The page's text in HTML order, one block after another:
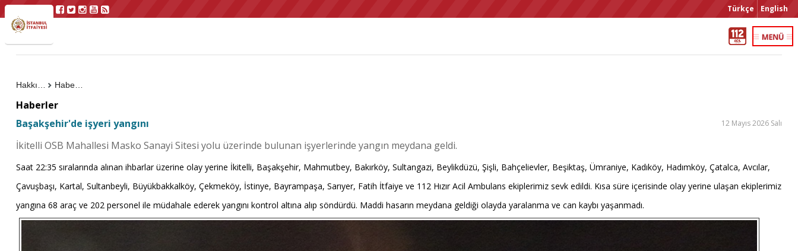
Türkçe English
Haberler
Haberler
Başakşehir'de işyeri yangını
12 Mayıs 2026 Salı
İkitelli OSB Mahallesi Masko Sanayi Sitesi yolu üzerinde bulunan işyerlerinde yangın meydana geldi.
Saat 22:35 sıralarında alınan ihbarlar üzerine olay yerine İkitelli, Başakşehir, Mahmutbey, Bakırköy, Sultangazi, Beylikdüzü, Şişli, Bahçelievler, Beşiktaş, Ümraniye, Kadıköy, Hadımköy, Çatalca, Avcılar,
Çavuşbaşı, Kartal, Sultanbeyli, Büyükbakkalköy, Çekmeköy, İstinye, Bayrampaşa, Sarıyer, Fatih İtfaiye ve 112 Hızır Acil Ambulans ekiplerimiz sevk edildi. Kısa süre içerisinde olay yerine ulaşan ekiplerimiz
yangına 68 araç ve 202 personel ile müdahale ederek yangını kontrol altına alıp söndürdü. Maddi hasarın meydana geldiği olayda yaralanma ve can kaybı yaşanmadı.